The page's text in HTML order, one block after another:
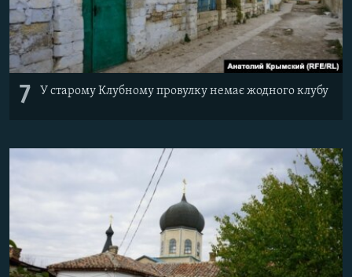
7 У старому Клубному провулку немає жодного клубу